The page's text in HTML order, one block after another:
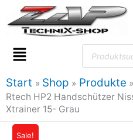
Inhalt
springen
Flyout
Menu
Products
search
Start Shop Produkte
Rtech HP2 Handschützer
Xtrainer 15- Grau
Sale!